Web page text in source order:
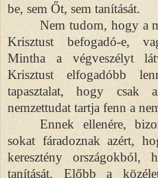
be, sem Őt, sem tanítását.
Nem tudom, hogy a
Krisztust befogadó-e,
Mintha a végveszélyt
Krisztust elfogadóbb
tapasztalat, hogy csak
nemzettudat tartja fenn a
Ennek ellenére,
sokat fáradoznak azért,
keresztény országokból,
tanítását. Előbb a